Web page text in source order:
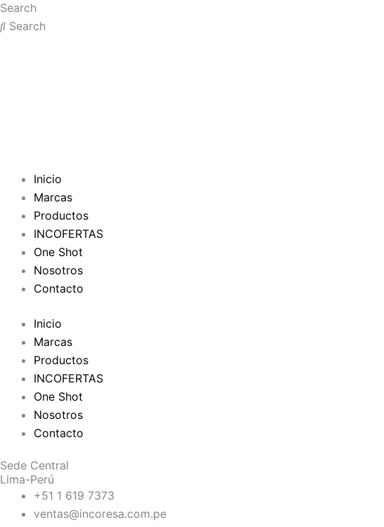
Search
Search
Inicio
Marcas
Productos
INCOFERTAS
One Shot
Nosotros
Contacto
Inicio
Marcas
Productos
INCOFERTAS
One Shot
Nosotros
Contacto
Sede Central
Lima-Perú
+51 1 619 7373
ventas@incoresa.com.pe